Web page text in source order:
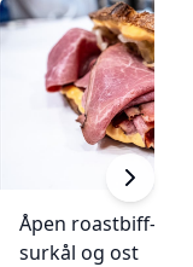
Åpen roastbiff-
surkål og ost